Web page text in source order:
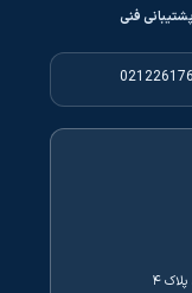
پشتیبانی فنی
۴